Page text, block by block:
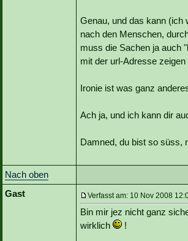
Genau, und das kann (ich
nach den Menschen,
muss die Sachen ja auch
mit der url-Adresse zeigen
Ironie ist was ganz
Ach ja, und ich kann dir
Damned, du bist so süss,
Nach oben
Gast
Verfasst am: 10 Nov 2008
Bin mir jez nicht ganz
wirklich
!